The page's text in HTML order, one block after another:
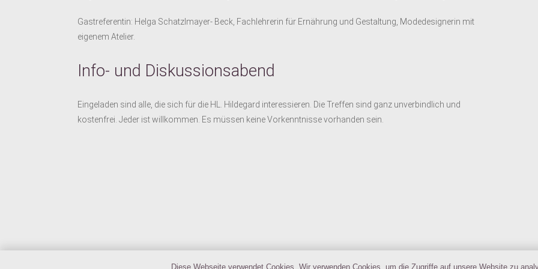
Gastreferentin: Helga Schatzlmayer- Beck, Fachlehrerin für Ernährung und Gestaltung, Modedesignerin mit
eigenem Atelier.
Info- und Diskussionsabend
Eingeladen sind alle, die sich für die HL. Hildegard interessieren. Die Treffen sind ganz unverbindlich und
kostenfrei. Jeder ist willkommen. Es müssen keine Vorkenntnisse vorhanden sein.
Impressum Datenschutz
Diese Webseite verwendet Cookies. Wir verwenden Cookies, um die Zugriffe auf unsere Website zu